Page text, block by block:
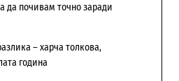
да почивам точно заради
– харча толкова,
година